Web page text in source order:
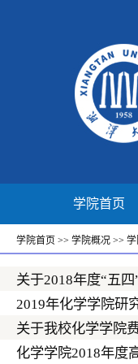
学院首页
学院首页 >> 学院概况 >>
关于2018年度“五
2019年化学学院研
关于我校化学学院
化学学院2018年度